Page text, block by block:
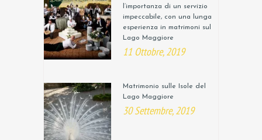
l’importanza di un servizio
impeccabile, con una lunga
esperienza in matrimoni sul
Lago Maggiore
11 Ottobre, 2019
Matrimonio sulle Isole del
Lago Maggiore
30 Settembre, 2019